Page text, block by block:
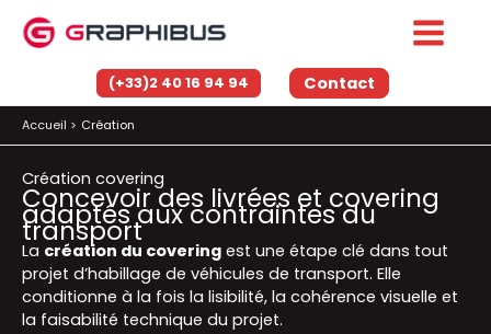
(+33)2 40 16 94 94 Contact
Accueil Création
Création covering
Concevoir des livrées et covering
adaptés aux contraintes du
transport
La création du covering est une étape clé dans tout
projet d’habillage de véhicules de transport. Elle
conditionne à la fois la lisibilité, la cohérence visuelle et
la faisabilité technique du projet.